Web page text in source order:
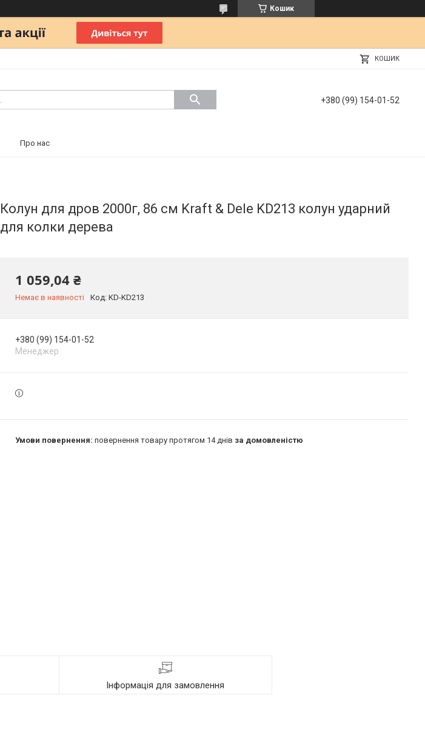
Кошик
КОШИК
+380 (99) 154-01-52
Про нас
Колун для дров 2000г, 86 см Kraft & Dele KD213 колун ударний
для колки дерева
1 059,04 ₴
Немає в наявності Код: KD-KD213
+380 (99) 154-01-52
Менеджер
повернення товару протягом 14 днів за домовленістю
Інформація для замовлення